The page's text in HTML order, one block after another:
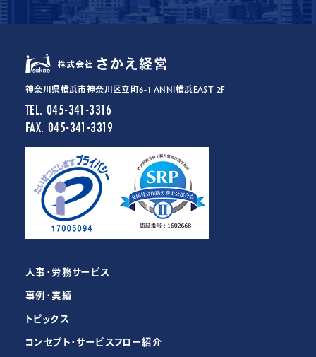
人事・労務サービス
事例・実績
トピックス
コンセプト・サービスフロー紹介
神奈川県横浜市神奈川区立町6-1 ANNI横浜EAST 2F
TEL. 045-341-3316
FAX. 045-341-3319